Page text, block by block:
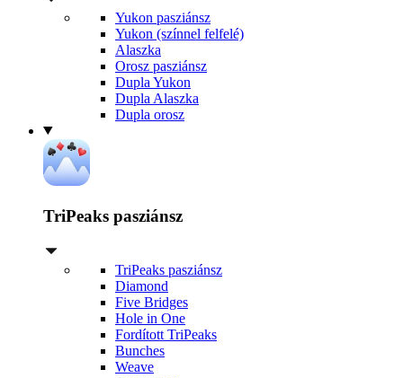
Yukon pasziánsz
Yukon (színnel felfelé)
Alaszka
Orosz pasziánsz
Dupla Yukon
Dupla Alaszka
Dupla orosz
TriPeaks pasziánsz
TriPeaks pasziánsz
Diamond
Five Bridges
Hole in One
Fordított TriPeaks
Bunches
Weave